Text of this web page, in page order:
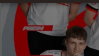
tabsen wojteq godzinę
tabseN o
World Cup: To